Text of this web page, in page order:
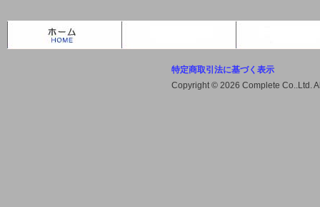
不安定な状況もあります。会員様に
は、ご不便をお掛けしますが宜しく
特定商取引法に基づく表示
Copyright © 2026 Complete Co..Ltd.